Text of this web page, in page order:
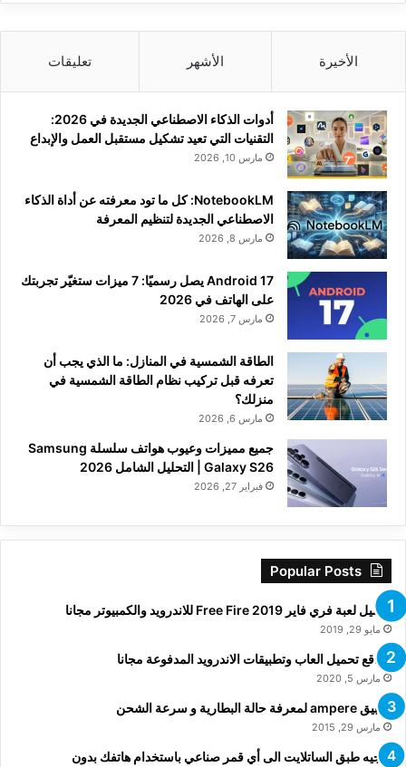
الأخيرة الأشهر تعليقات
أدوات الذكاء الاصطناعي الجديدة في 2026:
التقنيات التي تعيد تشكيل مستقبل العمل والإبداع
مارس 10, 2026
NotebookLM: كل ما تود معرفته عن أداة الذكاء
الاصطناعي الجديدة لتنظيم المعرفة
مارس 8, 2026
Android 17 يصل رسميًا: 7 ميزات ستغيّر تجربتك
على الهاتف في 2026
مارس 7, 2026
الطاقة الشمسية في المنازل: ما الذي يجب أن
تعرفه قبل تركيب نظام الطاقة الشمسية في
منزلك؟
مارس 6, 2026
جميع مميزات وعيوب هواتف سلسلة Samsung
Galaxy S26 | التحليل الشامل 2026
فبراير 27, 2026
Popular Posts
تحميل لعبة فري فاير Free Fire 2019 للاندرويد والكمبيوتر مجانا
مايو 29, 2019
مواقع تحميل العاب وتطبيقات الاندرويد المدفوعة مجانا
مارس 5, 2020
تطبيق ampere لمعرفة حالة البطارية و سرعة الشحن
مارس 29, 2015
توجيه طبق الساتلايت الى أي قمر صناعي باستخدام هاتفك بدون